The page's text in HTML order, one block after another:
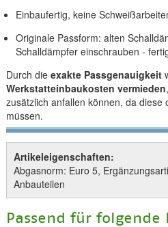
Einbaufertig, keine
Originale Passform: alten
Schalldämpfer einschrauben -
Durch die exakte Passgenauigkeit
Werkstatteinbaukosten vermieden
zusätzlich anfallen können, da
müssen.
Artikeleigenschaften:
Abgasnorm: Euro 5,
Anbauteilen
Passend für folgende